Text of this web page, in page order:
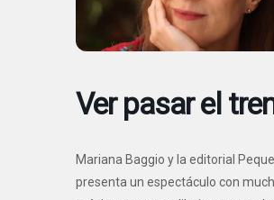
Ver pasar el
Mariana Baggio y la editorial
presenta un espectáculo con